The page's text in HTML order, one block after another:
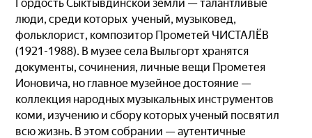
Гордость Сыктывдинской земли — талантливые
люди, среди которых ученый, музыковед,
фольклорист, композитор Прометей ЧИСТАЛЁВ
(1921-1988). В музее села Выльгорт хранятся
документы, сочинения, личные вещи Прометея
Ионовича, но главное музейное достояние —
коллекция народных музыкальных инструментов
коми, изучению и сбору которых ученый посвятил
всю жизнь. В этом собрании — аутентичные